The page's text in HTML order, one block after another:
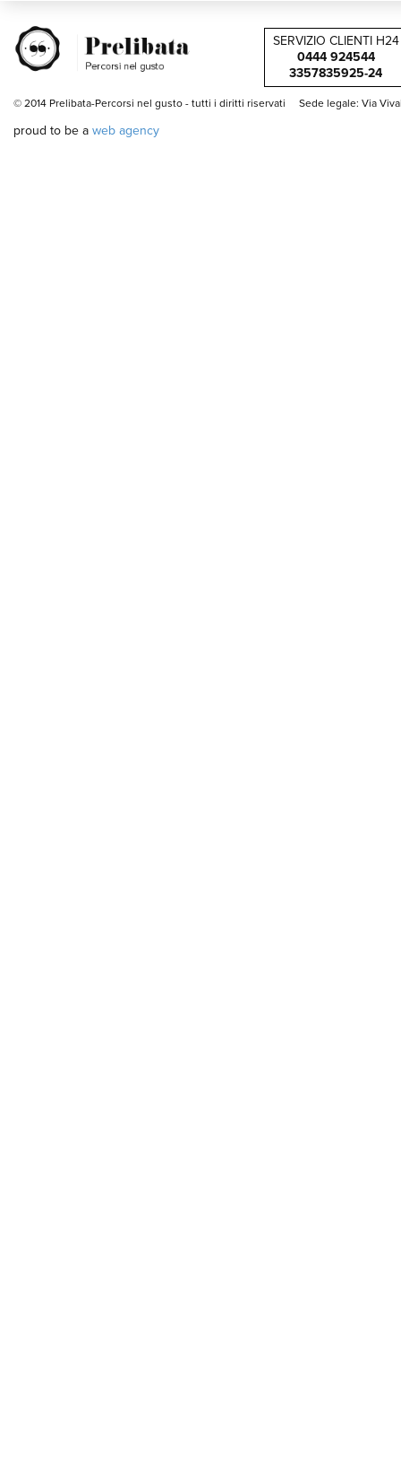
SERVIZIO CLIENTI H24
0444 924544
3357835925-24
© 2014 Prelibata-Percorsi nel gusto - tutti i diritti riservati Sede legale: Via
proud to be a web agency